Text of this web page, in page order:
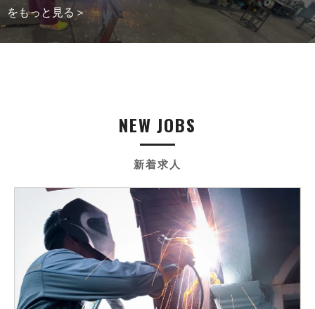
をもっと見る＞
新着求人
NEW JOBS